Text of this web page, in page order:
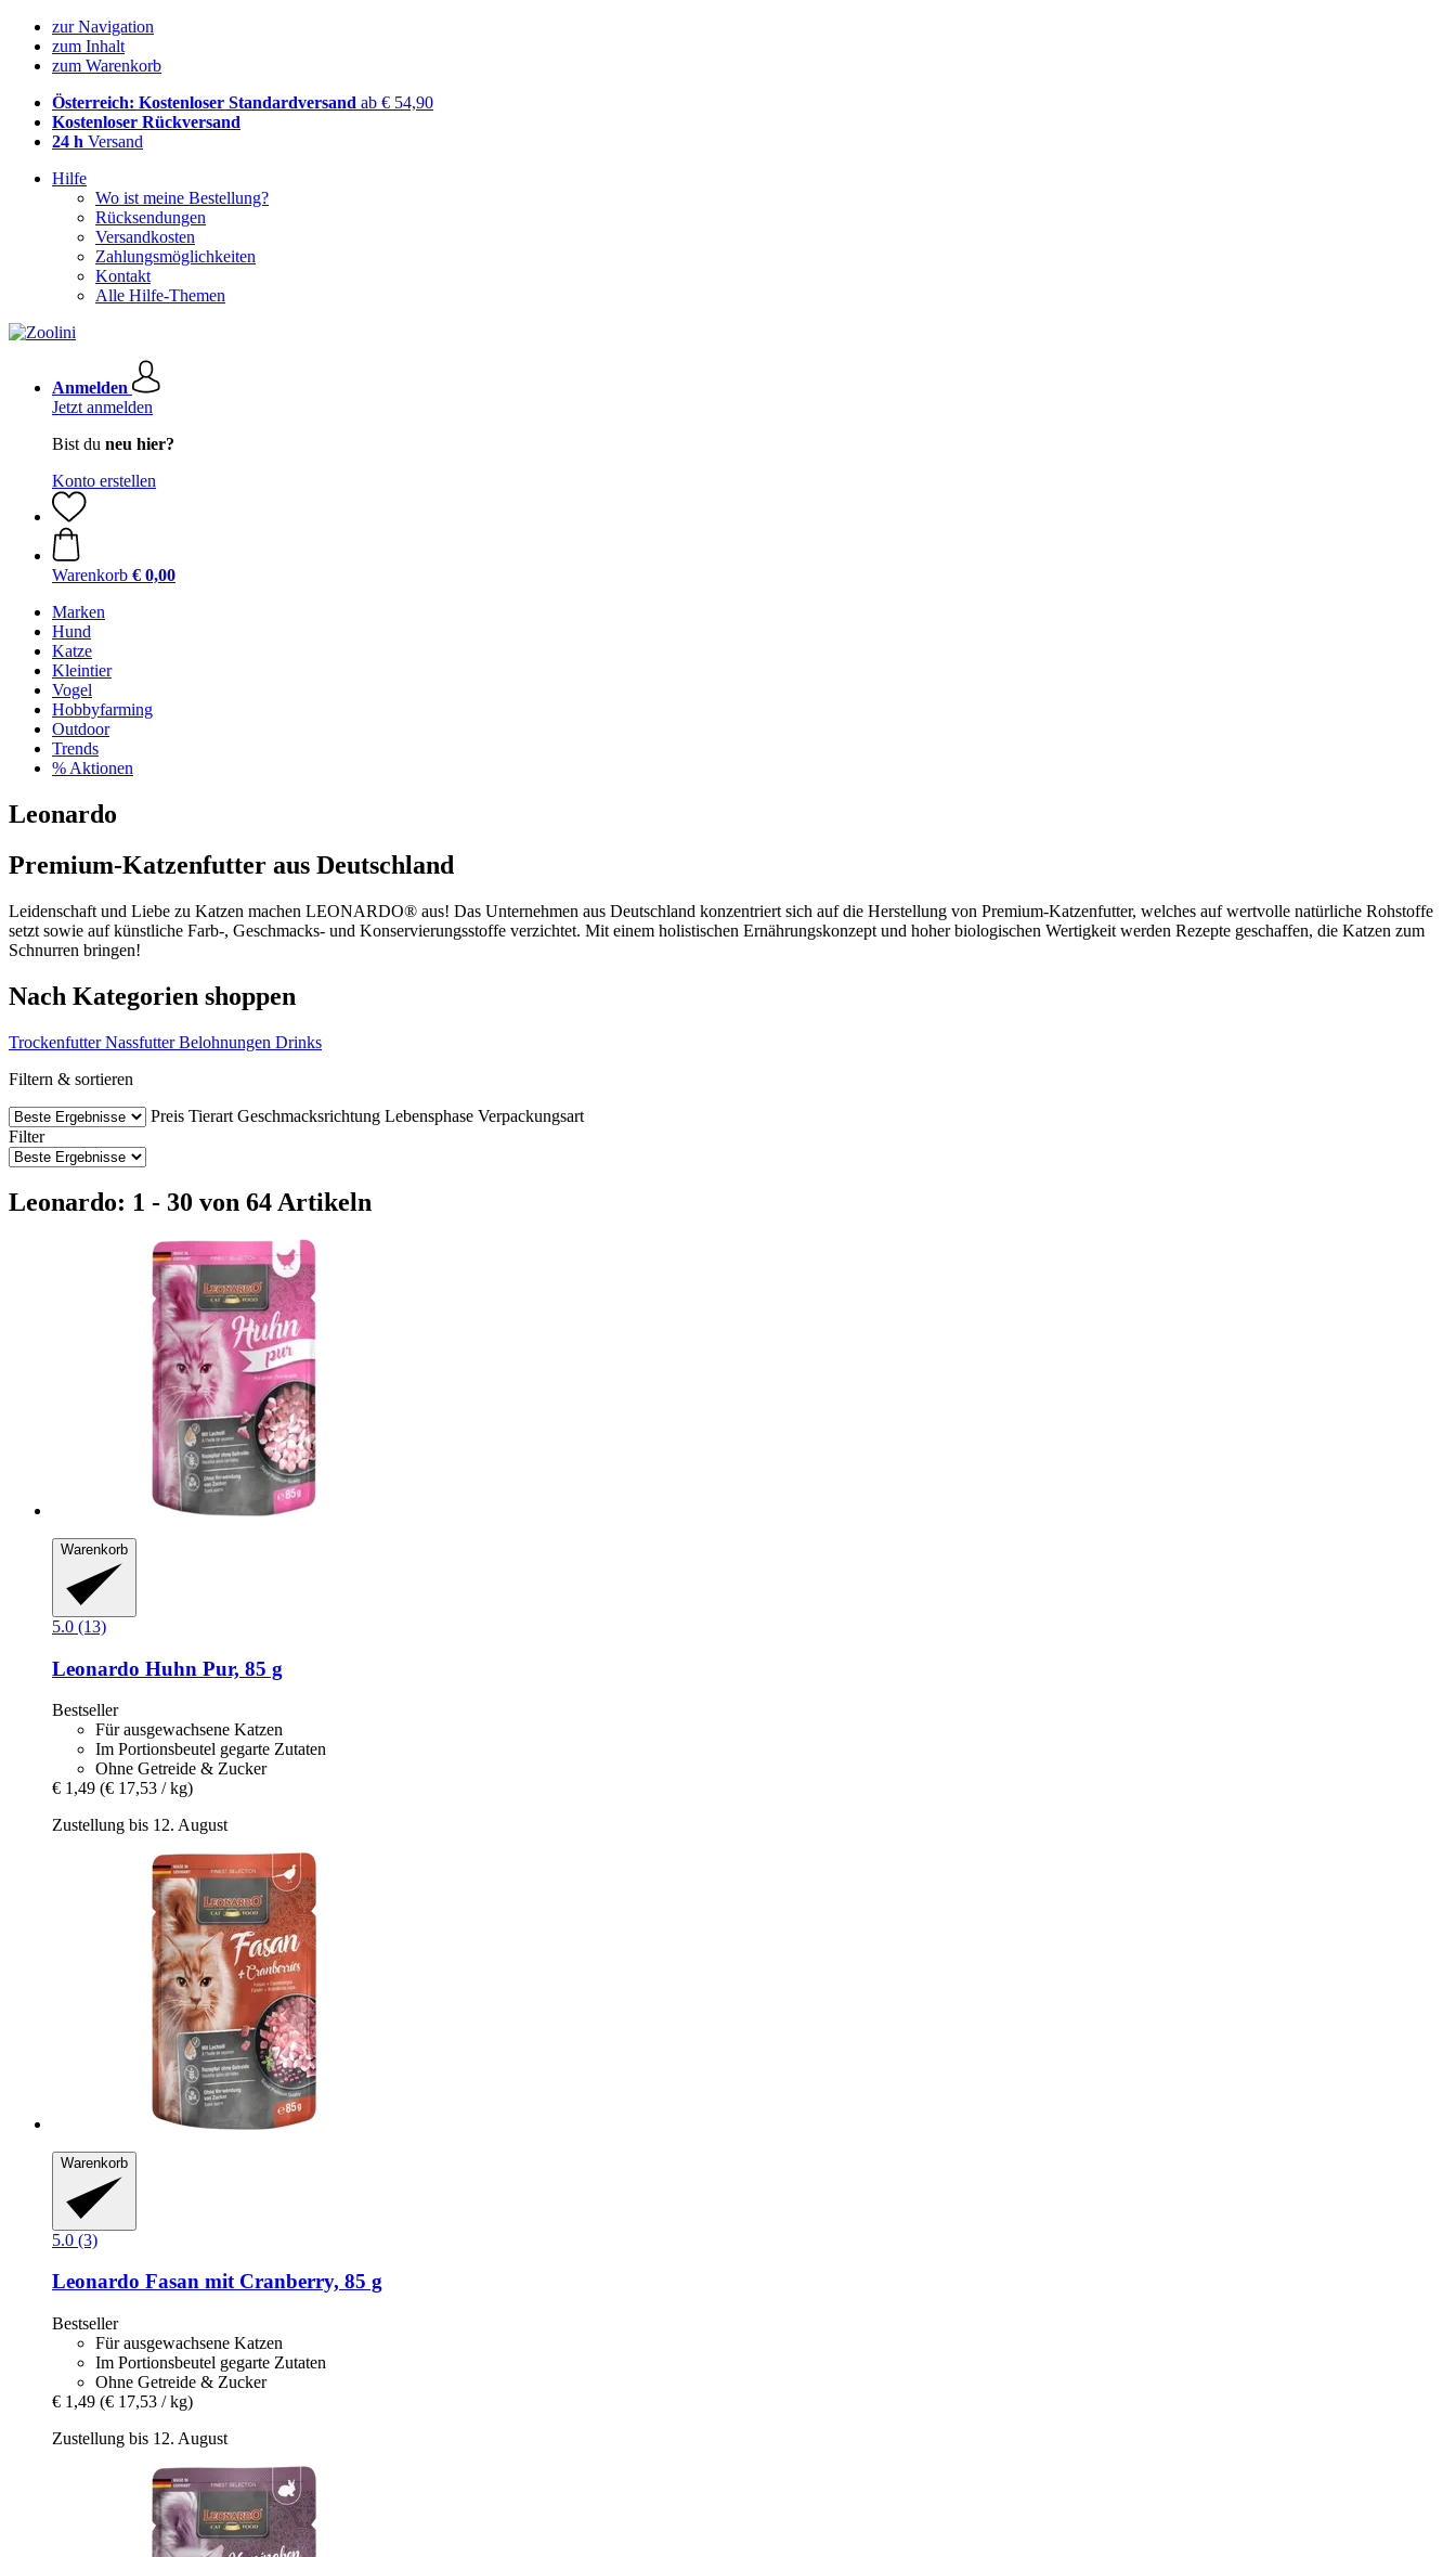
zur Navigation
zum Inhalt
zum Warenkorb
Österreich: Kostenloser Standardversand ab € 54,90
Kostenloser Rückversand
24 h Versand
Hilfe
Wo ist meine Bestellung?
Rücksendungen
Versandkosten
Zahlungsmöglichkeiten
Kontakt
Alle Hilfe-Themen
Anmelden
Jetzt anmelden
Bist du neu hier?
Konto erstellen
Warenkorb € 0,00
Marken
Hund
Katze
Kleintier
Vogel
Hobbyfarming
Outdoor
Trends
% Aktionen
Leonardo
Premium-Katzenfutter aus Deutschland
Leidenschaft und Liebe zu Katzen machen LEONARDO® aus! Das Unternehmen aus Deutschland konzentriert sich auf die Herstellung von Premium-Katzenfutter, welches auf wertvolle natürliche Rohstoffe
setzt sowie auf künstliche Farb-, Geschmacks- und Konservierungsstoffe verzichtet. Mit einem holistischen Ernährungskonzept und hoher biologischen Wertigkeit werden Rezepte geschaffen, die Katzen zum
Schnurren bringen!
Nach Kategorien shoppen
Trockenfutter Nassfutter Belohnungen Drinks
Filtern & sortieren
Preis Tierart Geschmacksrichtung Lebensphase Verpackungsart
Filter
Leonardo: 1 - 30 von 64 Artikeln
Warenkorb
5.0 (13)
Leonardo Huhn Pur, 85 g
Bestseller
Für ausgewachsene Katzen
Im Portionsbeutel gegarte Zutaten
Ohne Getreide & Zucker
€ 1,49 (€ 17,53 / kg)
Zustellung bis 12. August
Warenkorb
5.0 (3)
Leonardo Fasan mit Cranberry, 85 g
Bestseller
Für ausgewachsene Katzen
Im Portionsbeutel gegarte Zutaten
Ohne Getreide & Zucker
€ 1,49 (€ 17,53 / kg)
Zustellung bis 12. August